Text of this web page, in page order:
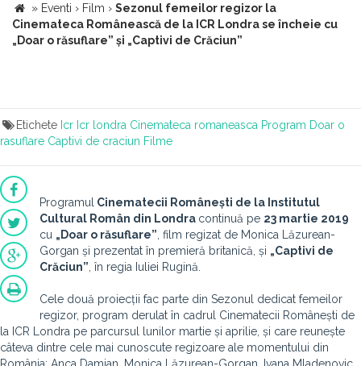
» Eventi › Film › Sezonul femeilor regizor la
Cinemateca Românească de la ICR Londra se încheie cu
„Doar o răsuflare” și „Captivi de Crăciun”
Etichete Icr Icr londra Cinemateca romaneasca Program Doar o
rasuflare Captivi de craciun Filme
Programul Cinematecii Românești de la Institutul
Cultural Român din Londra continuă pe 23 martie 2019
cu „ Doar o răsuflare” , film regizat de Monica Lăzurean-
Gorgan și prezentat în premieră britanică, și „Captivi de
Crăciun” , în regia Iuliei Rugină.
Cele două proiecții fac parte din Sezonul dedicat femeilor
regizor, program derulat în cadrul Cinematecii Românești de
la ICR Londra pe parcursul lunilor martie și aprilie, și care reunește
câteva dintre cele mai cunoscute regizoare ale momentului din